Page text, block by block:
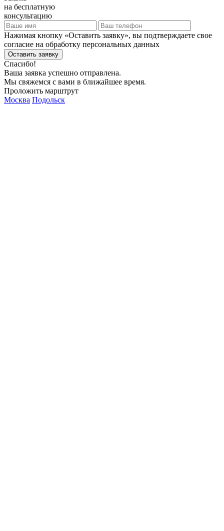
на бесплатную
консультацию
Нажимая кнопку «Оставить заявку», вы подтверждаете свое
согласие на обработку персональных данных
Оставить заявку
Спасибо!
Ваша заявка успешно отправлена.
Мы свяжемся с вами в ближайшее время.
Проложить марштрут
Москва Подольск